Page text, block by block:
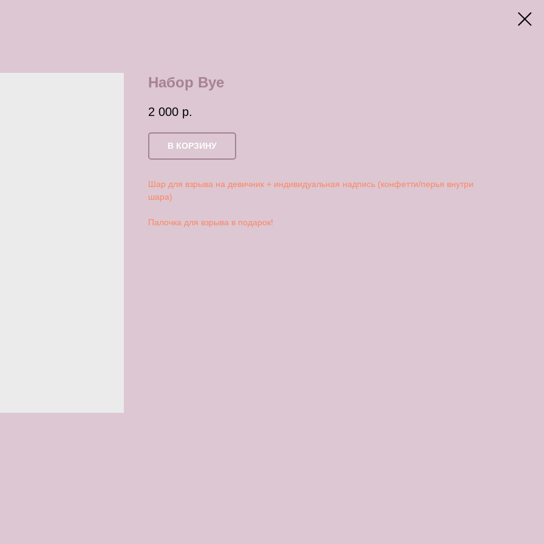
Набор Bye
2 000 р.
В КОРЗИНУ
Шар для взрыва на девичник + индивидуальная надпись (конфетти/перья внутри
шара)
Палочка для взрыва в подарок!